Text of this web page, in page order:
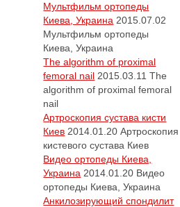
Мультфильм ортопеды
Киева, Украина 2015.07.02
Мультфильм ортопеды
Киева, Украина
The algorithm of proximal
femoral nail 2015.03.11 The
algorithm of proximal femoral
nail
Артроскопия сустава кисти
Киев 2014.01.20 Артроскопия
кистевого сустава Киев
Видео ортопеды Киева,
Украина 2014.01.20 Видео
ортопеды Киева, Украина
Анкилозирующий спондилит